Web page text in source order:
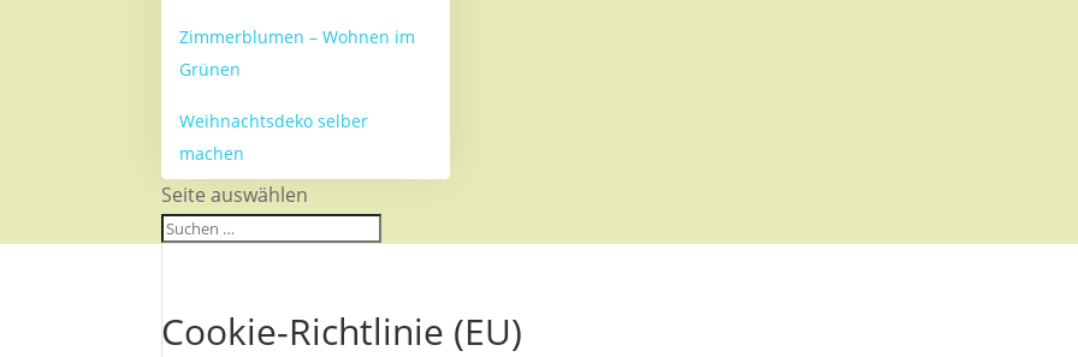
Zimmerblumen – Wohnen im
Grünen
Weihnachtsdeko selber
machen
Seite auswählen
Cookie-Richtlinie (EU)